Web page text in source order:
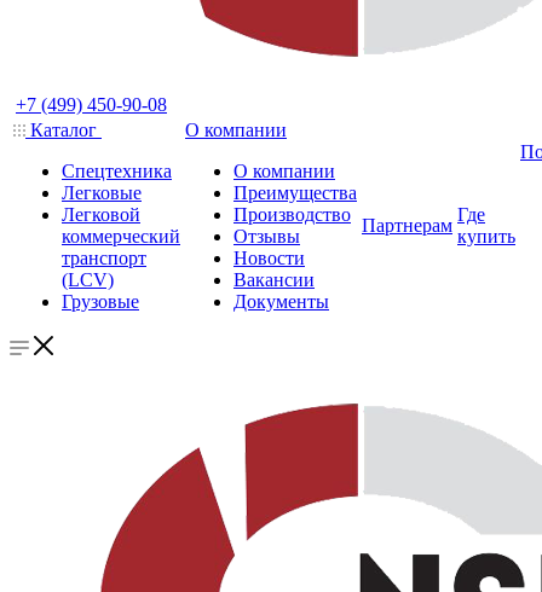
+7 (499) 450-90-08
Каталог
Спецтехника
Легковые
Легковой
коммерческий
транспорт
(LCV)
Грузовые
О компании
О компании
Преимущества
Производство
Отзывы
Новости
Вакансии
Документы
Партнерам
Где
купить